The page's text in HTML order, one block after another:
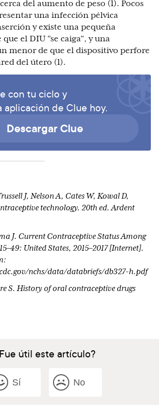
del aumento de peso (1). Pocos
una infección pélvica
y existe una pequeña
el DIU "se caiga", y una
menor de que el dispositivo perfore
del útero (1).
con tu ciclo y
aplicación de Clue hoy.
Descargar Clue
J, Nelson A, Cates W, Kowal D,
technology. 20th ed. Ardent
J. Current Contraceptive Status Among
United States, 2015–2017 [Internet].
nchs/data/databriefs/db327-h.pdf
S. History of oral contraceptive drugs
Best Pract Res Clin Endocrinol
1;27(1):3–12.
1996:28:154-8.
(6.0/0.60 mg). Janssen. Toronto: revision
20; cited: 2029 Jan 20. Available
útil este artículo?
Sí No